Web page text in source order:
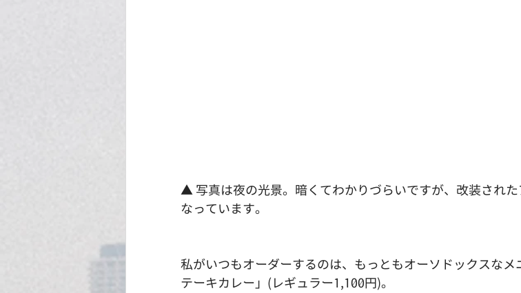
▲ 写真は夜の光景。暗くてわかりづらいですが、改装され
なっています。
私がいつもオーダーするのは、もっともオーソドックスな
テーキカレー」(レギュラー1,100円)。